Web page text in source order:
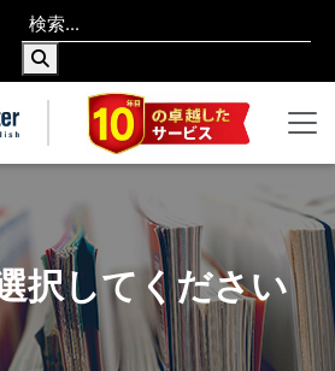
択してください